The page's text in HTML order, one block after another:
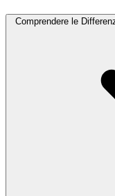
Comprendere le